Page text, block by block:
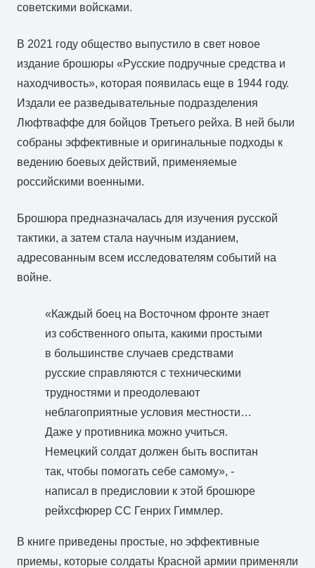
советскими войсками.
В 2021 году общество выпустило в свет новое
издание брошюры «Русские подручные средства и
находчивость», которая появилась еще в 1944 году.
Издали ее разведывательные подразделения
Люфтваффе для бойцов Третьего рейха. В ней были
собраны эффективные и оригинальные подходы к
ведению боевых действий, применяемые
российскими военными.
Брошюра предназначалась для изучения русской
тактики, а затем стала научным изданием,
адресованным всем исследователям событий на
войне.
«Каждый боец на Восточном фронте знает
из собственного опыта, какими простыми
в большинстве случаев средствами
русские справляются с техническими
трудностями и преодолевают
неблагоприятные условия местности…
Даже у противника можно учиться.
Немецкий солдат должен быть воспитан
так, чтобы помогать себе самому», -
написал в предисловии к этой брошюре
рейхсфюрер СС Генрих Гиммлер.
В книге приведены простые, но эффективные
приемы, которые солдаты Красной армии применяли